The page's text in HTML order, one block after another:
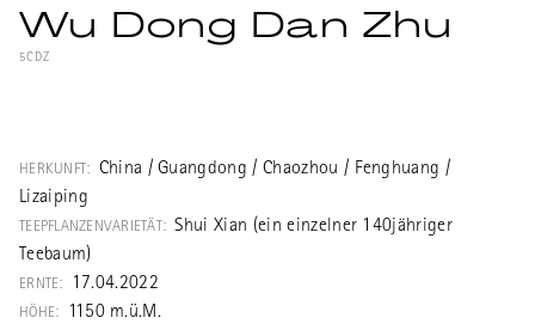
Wu Dong Dan Zhu
5CDZ
namens Heimayi, der ca. 140 Jahre alt ist,
und ganz oben am Berg Wudong steht,
klassisch verarbeitet und mittelstark über
Litschi-Holzkohle geröstet. Ein sehr
anspruchsvoller, komplexer und
wunderbarer Tee!
HERKUNFT:
China / Guangdong / Chaozhou / Fenghuang /
Lizaiping
TEEPFLANZENVARIETÄT: Shui Xian (ein einzelner 140jähriger
Teebaum)
ERNTE: 17.04.2022
HÖHE: 1150 m.ü.M.